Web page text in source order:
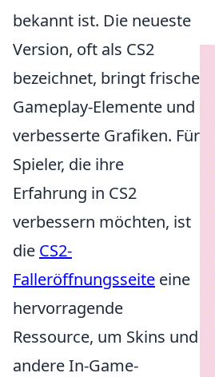
bekannt ist. Die neueste
Version, oft als CS2
bezeichnet, bringt frische
Gameplay-Elemente und
verbesserte Grafiken. Für
Spieler, die ihre
Erfahrung in CS2
verbessern möchten, ist
die CS2-
Falleröffnungsseite eine
hervorragende
Ressource, um Skins und
andere In-Game-